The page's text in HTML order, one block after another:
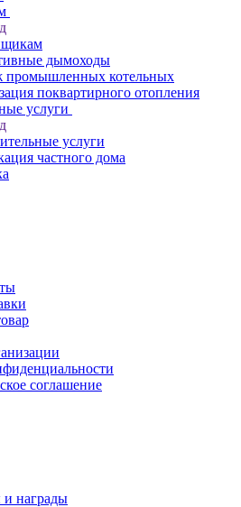
дымоходы
промышленных котельных
поквартирного отопления
услуги
услуги
частного дома
соглашение
награды